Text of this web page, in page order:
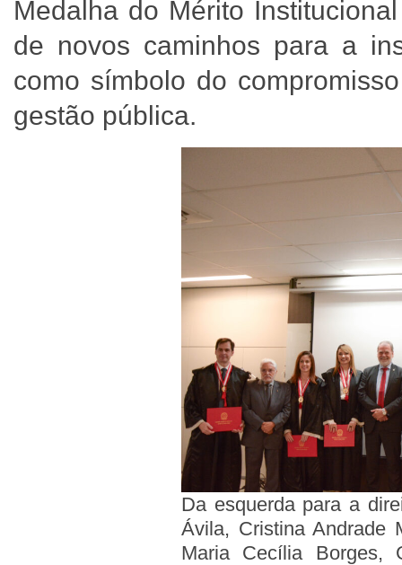
Medalha do Mérito
de novos caminhos para a
como símbolo do
gestão pública.
Da esquerda para a
Ávila, Cristina Andrade
Maria Cecília Borges,